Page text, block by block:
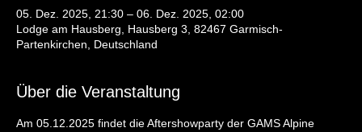
05. Dez. 2025, 21:30 – 06. Dez. 2025, 02:00
Lodge am Hausberg, Hausberg 3, 82467 Garmisch-
Partenkirchen, Deutschland
Über die Veranstaltung
Am 05.12.2025 findet die Aftershowparty der GAMS Alpine